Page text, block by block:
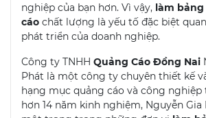
nghiệp của bạn hơn. Vì vậy, làm
cáo chất lượng là yếu tố đặc biệt
phát triển của doanh nghiệp.
Công ty TNHH Quảng Cáo Đồng Nai
Phát là một công ty chuyên thiết kế
hạng mục quảng cáo và công nghiệp
hơn 14 năm kinh nghiệm, Nguyễn